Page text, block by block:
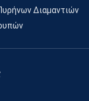
Διαμαντιών